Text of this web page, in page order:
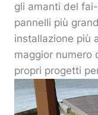
gli amanti del
pannelli più
installazione più
maggior numero
propri progetti